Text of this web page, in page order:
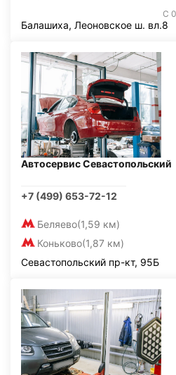
С
Балашиха, Леоновское ш. вл.8
Автосервис Севастопольский
+7 (499) 653-72-12
Беляево(1,59 км)
Коньково(1,87 км)
Севастопольский пр-кт, 95Б